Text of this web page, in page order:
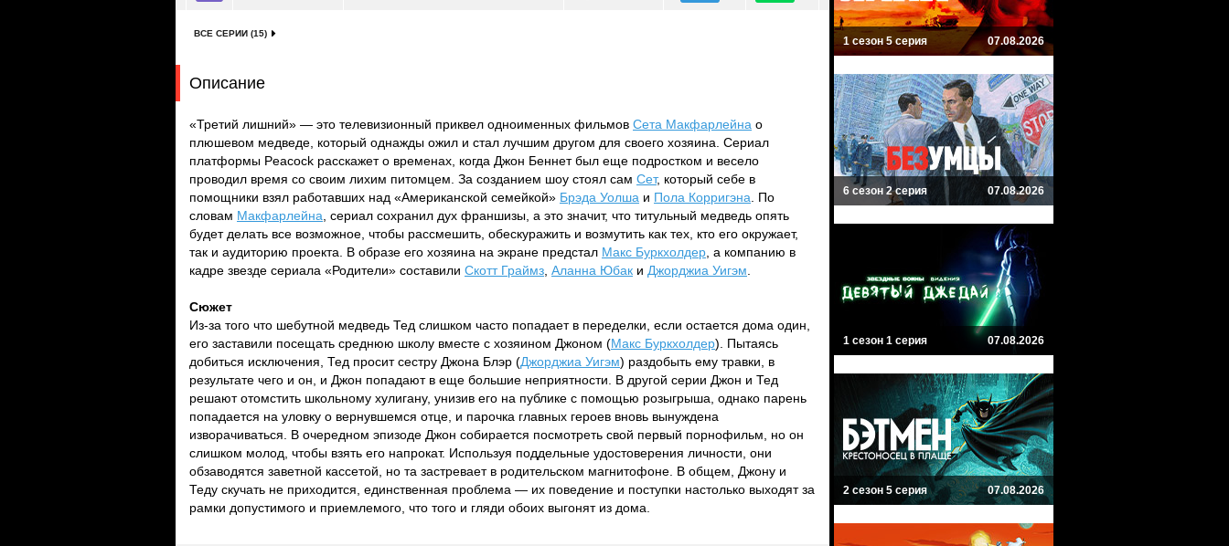
ВСЕ СЕРИИ (15)
Описание
«Третий лишний» — это телевизионный приквел одноименных фильмов Сета Макфарлейна о
плюшевом медведе, который однажды ожил и стал лучшим другом для своего хозяина. Сериал
платформы Peacock расскажет о временах, когда Джон Беннет был еще подростком и весело
проводил время со своим лихим питомцем. За созданием шоу стоял сам Сет, который себе в
помощники взял работавших над «Американской семейкой» Брэда Уолша и Пола Корригэна . По
словам Макфарлейна , сериал сохранил дух франшизы, а это значит, что титульный медведь опять
будет делать все возможное, чтобы рассмешить, обескуражить и возмутить как тех, кто его окружает,
так и аудиторию проекта. В образе его хозяина на экране предстал Макс Буркхолдер , а компанию в
кадре звезде сериала «Родители» составили Скотт Граймз Аланна Юбак и Джорджиа Уигэм
Сюжет
Из-за того что шебутной медведь Тед слишком часто попадает в переделки, если остается дома один,
его заставили посещать среднюю школу вместе с хозяином Джоном (Макс Буркхолдер). Пытаясь
добиться исключения, Тед просит сестру Джона Блэр (Джорджиа Уигэм) раздобыть ему травки, в
результате чего и он, и Джон попадают в еще большие неприятности. В другой серии Джон и Тед
решают отомстить школьному хулигану, унизив его на публике с помощью розыгрыша, однако парень
попадается на уловку о вернувшемся отце, и парочка главных героев вновь вынуждена
изворачиваться. В очередном эпизоде Джон собирается посмотреть свой первый порнофильм, но он
слишком молод, чтобы взять его напрокат. Используя поддельные удостоверения личности, они
обзаводятся заветной кассетой, но та застревает в родительском магнитофоне. В общем, Джону и
Теду скучать не приходится, единственная проблема — их поведение и поступки настолько выходят за
рамки допустимого и приемлемого, что того и гляди обоих выгонят из дома.
1 сезон 5 серия 07.08.2026
6 сезон 2 серия 07.08.2026
1 сезон 1 серия 07.08.2026
2 сезон 5 серия 07.08.2026